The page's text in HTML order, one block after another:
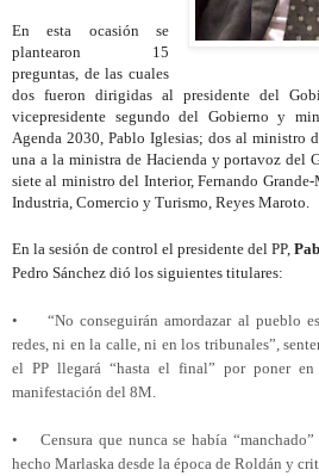
En esta ocasión se
plantearon 15
preguntas, de las cuales
dos fueron dirigidas al presidente del
vicepresidente segundo del Gobierno y
Agenda 2030, Pablo Iglesias; dos al ministro
una a la ministra de Hacienda y portavoz del
siete al ministro del Interior, Fernando
Industria, Comercio y Turismo, Reyes Maroto.
En la sesión de control el presidente del PP,
Pedro Sánchez dió los siguientes titulares:
• “No conseguirán amordazar al pueblo
redes, ni en la calle, ni en los tribunales”,
el PP llegará “hasta el final” por poner
manifestación del 8M.
• Censura que nunca se había
hecho Marlaska desde la época de Roldán y